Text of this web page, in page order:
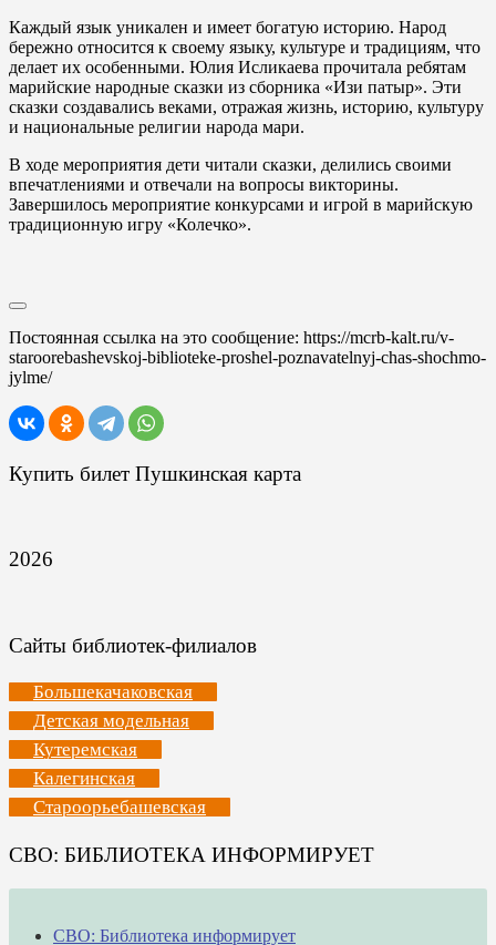
Каждый язык уникален и имеет богатую историю. Народ
бережно относится к своему языку, культуре и традициям, что
делает их особенными. Юлия Исликаева прочитала ребятам
марийские народные сказки из сборника «Изи патыр». Эти
сказки создавались веками, отражая жизнь, историю, культуру
и национальные религии народа мари.
В ходе мероприятия дети читали сказки, делились своими
впечатлениями и отвечали на вопросы викторины.
Завершилось мероприятие конкурсами и игрой в марийскую
традиционную игру «Колечко».
Постоянная ссылка на это сообщение: https://mcrb-kalt.ru/v-
staroorebashevskoj-biblioteke-proshel-poznavatelnyj-chas-shochmo-
jylme/
Купить билет Пушкинская карта
2026
Сайты библиотек-филиалов
Большекачаковская
Детская модельная
Кутеремская
Калегинская
Староорьебашевская
СВО: БИБЛИОТЕКА ИНФОРМИРУЕТ
СВО: Библиотека информирует